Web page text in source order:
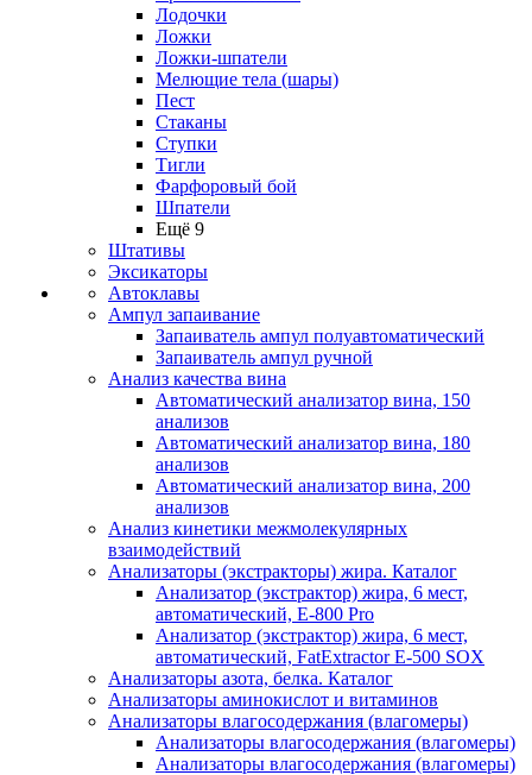
Лодочки
Ложки
Ложки-шпатели
Мелющие тела (шары)
Пест
Стаканы
Ступки
Тигли
Фарфоровый бой
Шпатели
Ещё 9
Штативы
Эксикаторы
Автоклавы
Ампул запаивание
Запаиватель ампул полуавтоматический
Запаиватель ампул ручной
Анализ качества вина
Автоматический анализатор вина, 150
анализов
Автоматический анализатор вина, 180
анализов
Автоматический анализатор вина, 200
анализов
Анализ кинетики межмолекулярных
взаимодействий
Анализаторы (экстракторы) жира. Каталог
Анализатор (экстрактор) жира, 6 мест,
автоматический, E-800 Pro
Анализатор (экстрактор) жира, 6 мест,
автоматический, FatExtractor E-500 SOX
Анализаторы азота, белка. Каталог
Анализаторы аминокислот и витаминов
Анализаторы влагосодержания (влагомеры)
Анализаторы влагосодержания (влагомеры)
Анализаторы влагосодержания (влагомеры)